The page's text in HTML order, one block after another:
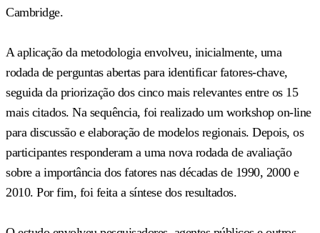
Cambridge.
A aplicação da metodologia envolveu, inicialmente, uma
rodada de perguntas abertas para identificar fatores-chave,
seguida da priorização dos cinco mais relevantes entre os 15
mais citados. Na sequência, foi realizado um workshop on-line
para discussão e elaboração de modelos regionais. Depois, os
participantes responderam a uma nova rodada de avaliação
sobre a importância dos fatores nas décadas de 1990, 2000 e
2010. Por fim, foi feita a síntese dos resultados.